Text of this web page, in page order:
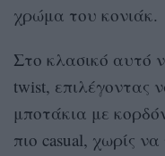
χρώμα του κονιάκ.
Στο κλασικό αυτό
twist, επιλέγοντας
μποτάκια με
πιο casual, χωρίς